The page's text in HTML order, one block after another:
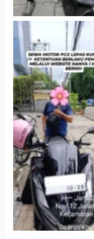
Antar Jemput